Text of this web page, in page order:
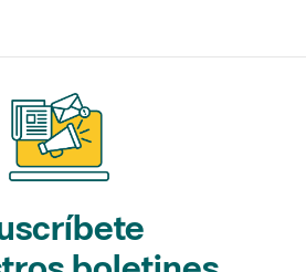
boletines
Parcs (actividades)